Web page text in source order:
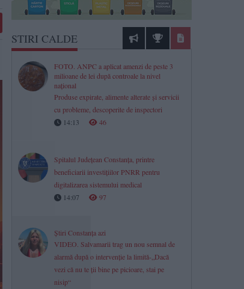
STIRI CALDE
FOTO. ANPC a aplicat amenzi de peste 3
milioane de lei după controale la nivel
național
Produse expirate, alimente alterate și servicii
cu probleme, descoperite de inspectori
14:13
46
Spitalul Județean Constanța, printre
beneficiarii investițiilor PNRR pentru
digitalizarea sistemului medical
14:07
97
Știri Constanța azi
VIDEO. Salvamarii trag un nou semnal de
alarmă după o intervenție la limită-„Dacă
vezi că nu te ții bine pe picioare, stai pe
nisip“